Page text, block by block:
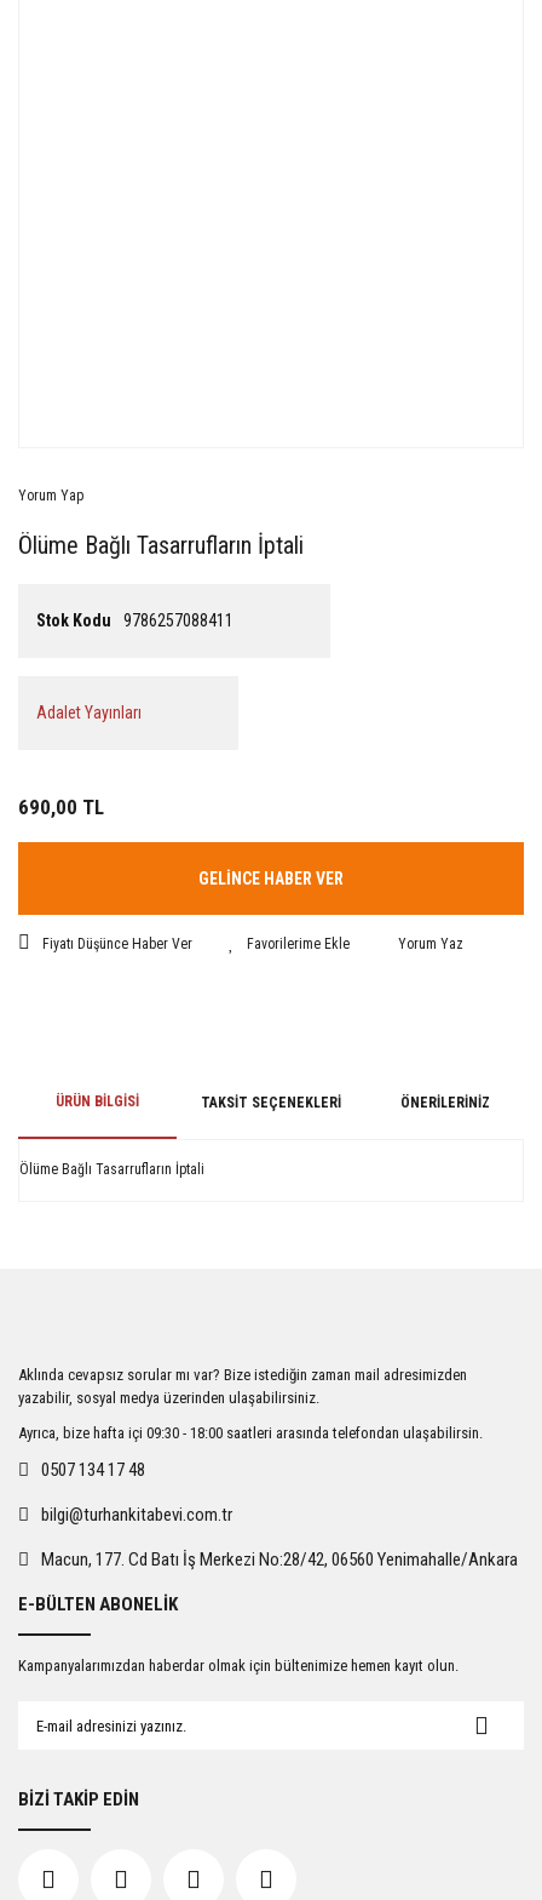
Yorum Yap
Ölüme Bağlı Tasarrufların İptali
Stok Kodu 9786257088411
Adalet Yayınları
690,00 TL
GELİNCE HABER VER
Fiyatı Düşünce Haber Ver Yorum Yaz
ÜRÜN BILGISI TAKSIT SEÇENEKLERI ÖNERILERINIZ
Ölüme Bağlı Tasarrufların İptali
Ürün açıklamasında eksik bilgiler bulunuyor.
Ürün bilgilerinde hatalar bulunuyor.
Ürün fiyatı diğer sitelerden daha pahalı.
Gönder
Aklında cevapsız sorular mı var? Bize istediğin zaman mail adresimizden
yazabilir, sosyal medya üzerinden ulaşabilirsiniz.
Ayrıca, bize hafta içi 09:30 - 18:00 saatleri arasında telefondan ulaşabilirsin.
0507 134 17 48
bilgi@turhankitabevi.com.tr
Macun, 177. Cd Batı İş Merkezi No:28/42, 06560 Yenimahalle/Ankara
E-BÜLTEN ABONELİK
Kampanyalarımızdan haberdar olmak için bültenimize hemen kayıt olun.
BİZİ TAKİP EDİN